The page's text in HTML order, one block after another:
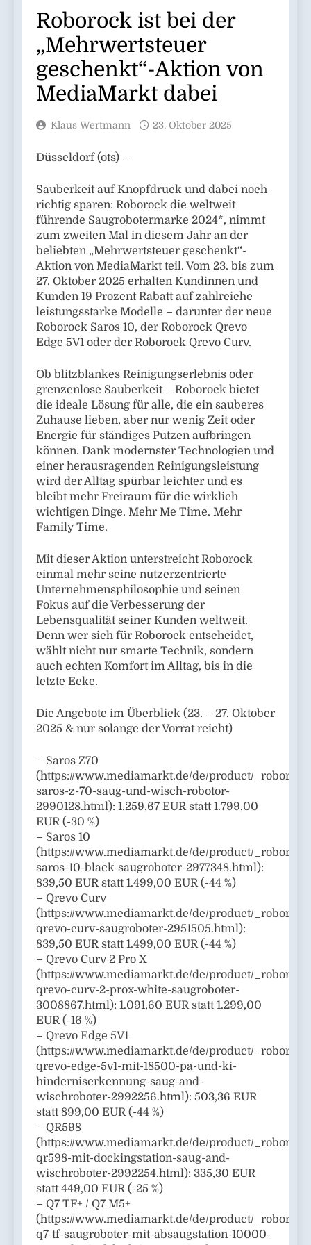
Roborock ist bei der
„Mehrwertsteuer
geschenkt“-Aktion von
MediaMarkt dabei
Klaus Wertmann 23. Oktober 2025
Düsseldorf (ots) –
Sauberkeit auf Knopfdruck und dabei noch
richtig sparen: Roborock die weltweit
führende Saugrobotermarke 2024*, nimmt
zum zweiten Mal in diesem Jahr an der
beliebten „Mehrwertsteuer geschenkt“-
Aktion von MediaMarkt teil. Vom 23. bis zum
27. Oktober 2025 erhalten Kundinnen und
Kunden 19 Prozent Rabatt auf zahlreiche
leistungsstarke Modelle – darunter der neue
Roborock Saros 10, der Roborock Qrevo
Edge 5V1 oder der Roborock Qrevo Curv.
Ob blitzblankes Reinigungserlebnis oder
grenzenlose Sauberkeit – Roborock bietet
die ideale Lösung für alle, die ein sauberes
Zuhause lieben, aber nur wenig Zeit oder
Energie für ständiges Putzen aufbringen
können. Dank modernster Technologien und
einer herausragenden Reinigungsleistung
wird der Alltag spürbar leichter und es
bleibt mehr Freiraum für die wirklich
wichtigen Dinge. Mehr Me Time. Mehr
Family Time.
Mit dieser Aktion unterstreicht Roborock
einmal mehr seine nutzerzentrierte
Unternehmensphilosophie und seinen
Fokus auf die Verbesserung der
Lebensqualität seiner Kunden weltweit.
Denn wer sich für Roborock entscheidet,
wählt nicht nur smarte Technik, sondern
auch echten Komfort im Alltag, bis in die
letzte Ecke.
Die Angebote im Überblick (23. – 27. Oktober
2025 & nur solange der Vorrat reicht)
– Saros Z70
(https://www.mediamarkt.de/de/product/
saros-z-70-saug-und-wisch-robotor-
2990128.html): 1.259,67 EUR statt 1.799,00
EUR (-30 %)
– Saros 10
(https://www.mediamarkt.de/de/product/
saros-10-black-saugroboter-2977348.html):
839,50 EUR statt 1.499,00 EUR (-44 %)
– Qrevo Curv
(https://www.mediamarkt.de/de/product/
qrevo-curv-saugroboter-2951505.html):
839,50 EUR statt 1.499,00 EUR (-44 %)
– Qrevo Curv 2 Pro X
(https://www.mediamarkt.de/de/product/
qrevo-curv-2-prox-white-saugroboter-
3008867.html): 1.091,60 EUR statt 1.299,00
EUR (-16 %)
– Qrevo Edge 5V1
(https://www.mediamarkt.de/de/product/
qrevo-edge-5v1-mit-18500-pa-und-ki-
hinderniserkennung-saug-and-
wischroboter-2992256.html): 503,36 EUR
statt 899,00 EUR (-44 %)
– QR598
(https://www.mediamarkt.de/de/product/
qr598-mit-dockingstation-saug-and-
wischroboter-2992254.html): 335,30 EUR
statt 449,00 EUR (-25 %)
– Q7 TF+ / Q7 M5+
(https://www.mediamarkt.de/de/product/
q7-tf-saugroboter-mit-absaugstation-10000-